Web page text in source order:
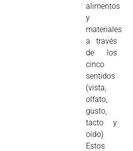
alimentos
y
materiales
a través
de los
cinco
sentidos
(vista,
olfato,
gusto,
tacto y
oído)
Estos